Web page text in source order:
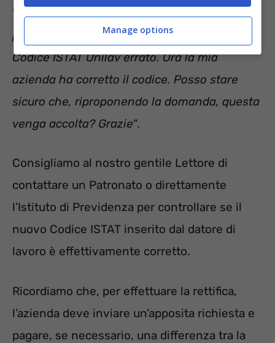
”
Salve, ho presentato domanda per la
pensione ma mi è stata respinta a causa del
Codice ISTAT Unilav errato. Ora la mia
azienda ha corretto il codice. Posso stare
sicuro che, riproponendo la domanda, questa
venga accolta? Grazie“.
Consigliamo al nostro gentile Lettore di
contattare un Patronato o direttamente
l’Istituto di Previdenza per controllare se il
nuovo Codice ISTAT inserito dal datore di
lavoro è effettivamente corretto.
Ricordiamo che, per effettuare la rettifica,
l’azienda deve inviare un’apposita richiesta e
pagare, se necessario, una differenza tra la
Manage options